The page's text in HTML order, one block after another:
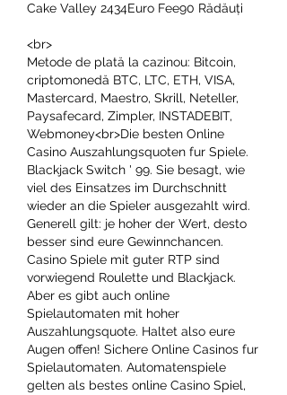
Cake Valley 2434Euro Fee90 Rădăuți
<br>
Metode de plată la cazinou: Bitcoin,
criptomonedă BTC, LTC, ETH, VISA,
Mastercard, Maestro, Skrill, Neteller,
Paysafecard, Zimpler, INSTADEBIT,
Webmoney<br>Die besten Online
Casino Auszahlungsquoten fur Spiele.
Blackjack Switch ' 99. Sie besagt, wie
viel des Einsatzes im Durchschnitt
wieder an die Spieler ausgezahlt wird.
Generell gilt: je hoher der Wert, desto
besser sind eure Gewinnchancen.
Casino Spiele mit guter RTP sind
vorwiegend Roulette und Blackjack.
Aber es gibt auch online
Spielautomaten mit hoher
Auszahlungsquote. Haltet also eure
Augen offen! Sichere Online Casinos fur
Spielautomaten. Automatenspiele
gelten als bestes online Casino Spiel,